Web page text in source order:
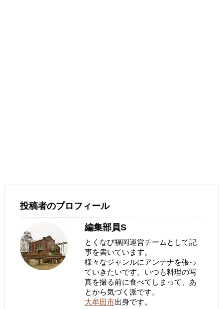
投稿者のプロフィール
編集部員S
とくなび福岡運営チームとして記
事を書いています。
様々なジャンルにアンテナを張っ
ていきたいです。いつも料理の写
真を撮る前に食べてしまって、あ
とから気づく派です。
大牟田市出身です。